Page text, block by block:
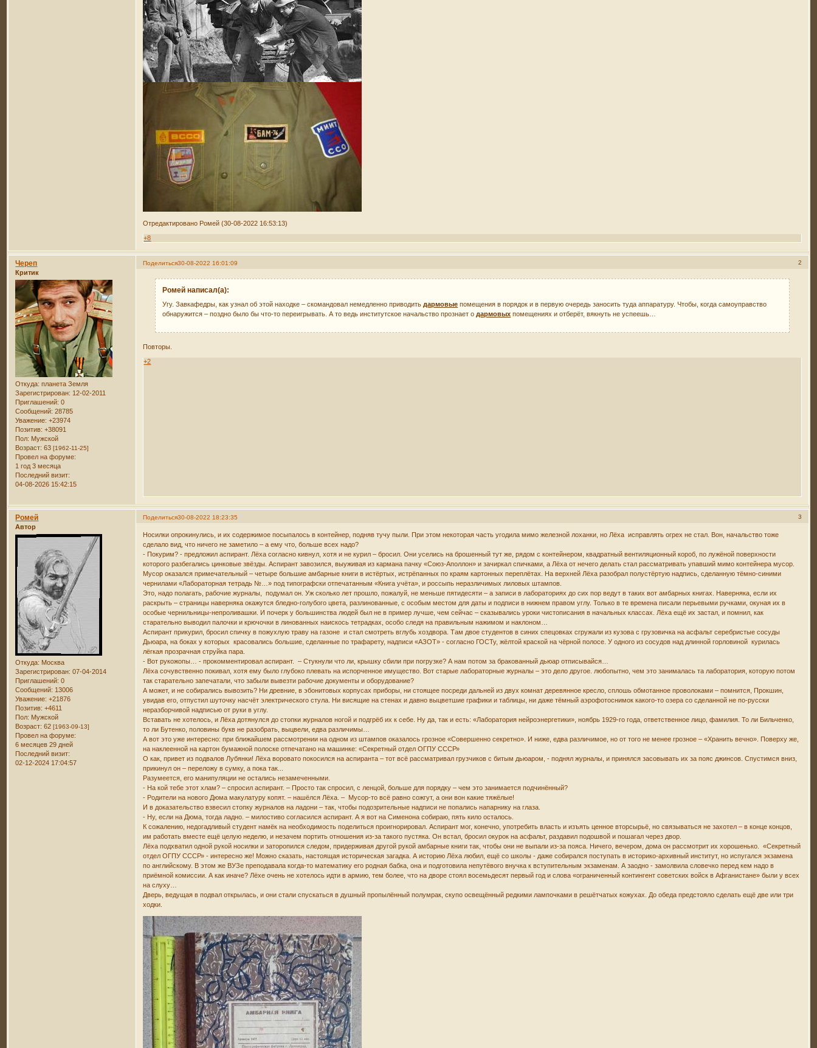
Отредактировано Ромей (30-08-2022 16:53:13)
+8
Поделиться 2
30-08-2022 16:01:09
Череп
Критик
Откуда: планета Земля
Зарегистрирован: 12-02-2011
Приглашений: 0
Сообщений: 28785
Уважение: +23974
Позитив: +38091
Пол: Мужской
Возраст: 63[1962-11-25]
Провел на форуме:
1 год 3 месяца
Последний визит:
04-08-2026 15:42:15
Ромей написал(а):
Угу. Завкафедры, как узнал об этой находке – скомандовал немедленно приводить дармовые помещения в порядок и в первую очередь заносить туда аппаратуру. Чтобы, когда самоуправство
обнаружится – поздно было бы что-то переигрывать. А то ведь институтское начальство прознает о дармовых помещениях и отберёт, вякнуть не успеешь…
Повторы.
+2
Поделиться 3
30-08-2022 18:23:35
Ромей
Автор
Откуда: Москва
Зарегистрирован: 07-04-2014
Приглашений: 0
Сообщений: 13006
Уважение: +21876
Позитив: +4611
Пол: Мужской
Возраст: 62[1963-09-13]
Провел на форуме:
6 месяцев 29 дней
Последний визит:
02-12-2024 17:04:57
Носилки опрокинулись, и их содержимое посыпалось в контейнер, подняв тучу пыли. При этом некоторая часть угодила мимо железной лоханки, но Лёха исправлять огрех не стал. Вон, начальство тоже
сделало вид, что ничего не заметило – а ему что, больше всех надо?
- Покурим? - предложил аспирант. Лёха согласно кивнул, хотя и не курил – бросил. Они уселись на брошенный тут же, рядом с контейнером, квадратный вентиляционный короб, по лужёной поверхности
которого разбегались цинковые звёзды. Аспирант завозился, выуживая из кармана пачку «Союз-Аполлон» и зачиркал спичками, а Лёха от нечего делать стал рассматривать упавший мимо контейнера мусор.
Мусор оказался примечательный – четыре большие амбарные книги в истёртых, истрёпанных по краям картонных переплётах. На верхней Лёха разобрал полустёртую надпись, сделанную тёмно-синими
чернилами «Лабораторная тетрадь №…» под типографски отпечатанным «Книга учёта», и россыпь неразличимых лиловых штампов.
Это, надо полагать, рабочие журналы, подумал он. Уж сколько лет прошло, пожалуй, не меньше пятидесяти – а записи в лабораториях до сих пор ведут в таких вот амбарных книгах. Наверняка, если их
раскрыть – страницы наверняка окажутся бледно-голубого цвета, разлинованные, с особым местом для даты и подписи в нижнем правом углу. Только в те времена писали перьевыми ручками, окуная их в
особые чернильницы-непроливашки. И почерк у большинства людей был не в пример лучше, чем сейчас – сказывались уроки чистописания в начальных классах. Лёха ещё их застал, и помнил, как
старательно выводил палочки и крючочки в линованных наискось тетрадках, особо следя на правильным нажимом и наклоном…
Аспирант прикурил, бросил спичку в пожухлую траву на газоне и стал смотреть вглубь хоздвора. Там двое студентов в синих спецовках сгружали из кузова с грузовичка на асфальт серебристые сосуды
Дьюара, на боках у которых красовались большие, сделанные по трафарету, надписи «АЗОТ» - согласно ГОСТу, жёлтой краской на чёрной полосе. У одного из сосудов над длинной горловиной курилась
лёгкая прозрачная струйка пара.
- Вот рукожопы… - прокомментировал аспирант. – Стукнули что ли, крышку сбили при погрузке? А нам потом за бракованный дьюар отписывайся…
Лёха сочувственно покивал, хотя ему было глубоко плевать на испорченное имущество. Вот старые лабораторные журналы – это дело другое. любопытно, чем это занималась та лаборатория, которую потом
так старательно запечатали, что забыли вывезти рабочие документы и оборудование?
А может, и не собирались вывозить? Ни древние, в эбонитовых корпусах приборы, ни стоящее посреди дальней из двух комнат деревянное кресло, сплошь обмотанное проволоками – помнится, Прокшин,
увидав его, отпустил шуточку насчёт электрического стула. Ни висящие на стенах и давно выцветшие графики и таблицы, ни даже тёмный аэрофотоснимок какого-то озера со сделанной не по-русски
неразборчивой надписью от руки в углу.
Вставать не хотелось, и Лёха дотянулся до стопки журналов ногой и подгрёб их к себе. Ну да, так и есть: «Лаборатория нейроэнергетики», ноябрь 1929-го года, ответственное лицо, фамилия. То ли Бильченко,
то ли Бутенко, половины букв не разобрать, выцвели, едва различимы…
А вот это уже интересно: при ближайшем рассмотрении на одном из штампов оказалось грозное «Совершенно секретно». И ниже, едва различимое, но от того не менее грозное – «Хранить вечно». Поверху же,
на наклеенной на картон бумажной полоске отпечатано на машинке: «Секретный отдел ОГПУ СССР»
О как, привет из подвалов Лубянки! Лёха воровато покосился на аспиранта – тот всё рассматривал грузчиков с битым дьюаром, - поднял журналы, и принялся засовывать их за пояс джинсов. Спустимся вниз,
прикинул он – переложу в сумку, а пока так...
Разумеется, его манипуляции не остались незамеченными.
- На кой тебе этот хлам? – спросил аспирант. – Просто так спросил, с ленцой, больше для порядку – чем это занимается подчинённый?
- Родители на нового Дюма макулатуру копят. – нашёлся Лёха. – Мусор-то всё равно сожгут, а они вон какие тяжёлые!
И в доказательство взвесил стопку журналов на ладони – так, чтобы подозрительные надписи не попались напарнику на глаза.
- Ну, если на Дюма, тогда ладно. – милостиво согласился аспирант. А я вот на Сименона собираю, пять кило осталось.
К сожалению, недогадливый студент намёк на необходимость поделиться проигнорировал. Аспирант мог, конечно, употребить власть и изъять ценное вторсырьё, но связываться не захотел – в конце концов,
им работать вместе ещё целую неделю, и незачем портить отношения из-за такого пустяка. Он встал, бросил окурок на асфальт, раздавил подошвой и пошагал через двор.
Лёха подхватил одной рукой носилки и заторопился следом, придерживая другой рукой амбарные книги так, чтобы они не выпали из-за пояса. Ничего, вечером, дома он рассмотрит их хорошенько. «Секретный
отдел ОГПУ СССР» - интересно же! Можно сказать, настоящая историческая загадка. А историю Лёха любил, ещё со школы - даже собирался поступать в историко-архивный институт, но испугался экзамена
по английскому. В этом же ВУЗе преподавала когда-то математику его родная бабка, она и подготовила непутёвого внучка к вступительным экзаменам. А заодно - замолвила словечко перед кем надо в
приёмной комиссии. А как иначе? Лёхе очень не хотелось идти в армию, тем более, что на дворе стоял восемьдесят первый год и слова «ограниченный контингент советских войск в Афганистане» были у всех
на слуху…
Дверь, ведущая в подвал открылась, и они стали спускаться в душный пропылённый полумрак, скупо освещённый редкими лампочками в решётчатых кожухах. До обеда предстояло сделать ещё две или три
ходки.